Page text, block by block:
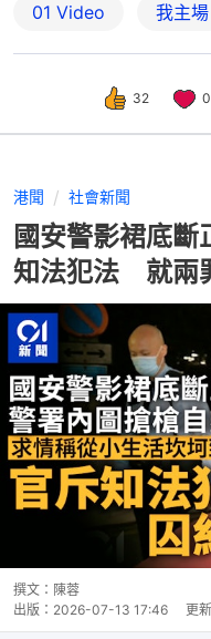
01 Video 我主場
32 0
港聞 社會新聞
國安警影裙底
知法犯法 就兩
撰文： 陳蓉
出版： 2026-07-13 17:46 更新